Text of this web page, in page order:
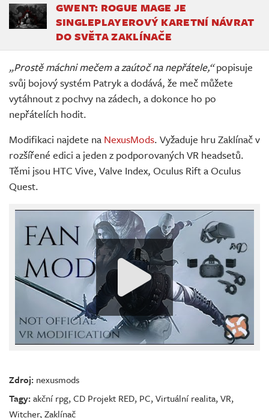
GWENT: ROGUE MAGE JE
SINGLEPLAYEROVÝ KARETNÍ NÁVRAT
DO SVĚTA ZAKLÍNAČE
„Prostě máchni mečem a zaútoč na nepřátele,“popisuje
svůj bojový systém Patryk a dodává, že meč můžete
vytáhnout z pochvy na zádech, a dokonce ho po
nepřátelích hodit.
Modifikaci najdete na NexusMods. Vyžaduje hru Zaklínač v
rozšířené edici a jeden z podporovaných VR headsetů.
Těmi jsou HTC Vive, Valve Index, Oculus Rift a Oculus
Quest.
Zdroj: nexusmods
Tagy:akční rpg,CD Projekt RED, PC,Virtuální realita,VR,
Witcher,Zaklínač